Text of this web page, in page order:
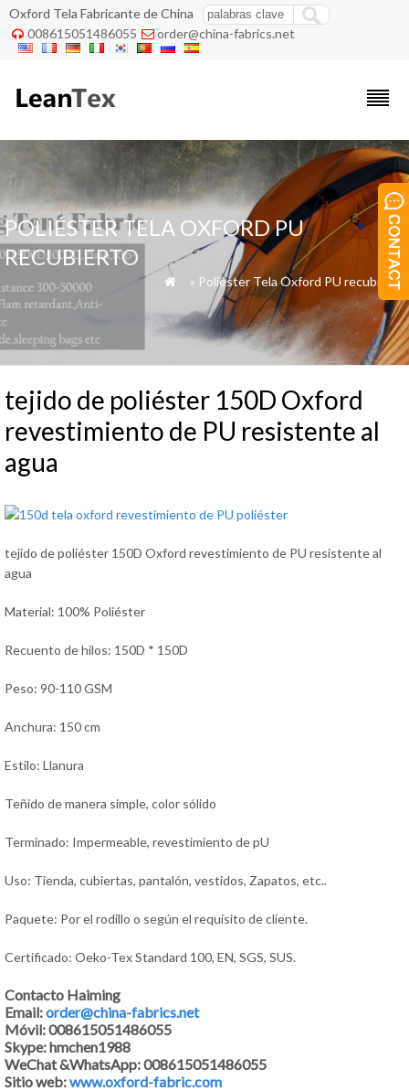
Oxford Tela Fabricante de China
 008615051486055  order@china-fabrics.net
POLIÉSTER TELA OXFORD PU
RECUBIERTO
 » Poliéster Tela Oxford PU recubierto
tejido de poliéster 150D Oxford
revestimiento de PU resistente al
agua
tejido de poliéster 150D Oxford revestimiento de PU resistente al
agua
Material: 100% Poliéster
Recuento de hilos: 150D * 150D
Peso: 90-110 GSM
Anchura: 150 cm
Estilo: Llanura
Teñido de manera simple, color sólido
Terminado: Impermeable, revestimiento de pU
Uso: Tienda, cubiertas, pantalón, vestidos, Zapatos, etc..
Paquete: Por el rodillo o según el requisito de cliente.
Certificado: Oeko-Tex Standard 100, EN, SGS, SUS.
Contacto Haiming
Email:order@china-fabrics.net
Móvil: 008615051486055
Skype: hmchen1988
WeChat &WhatsApp: 008615051486055
Sitio web:www.oxford-fabric.com